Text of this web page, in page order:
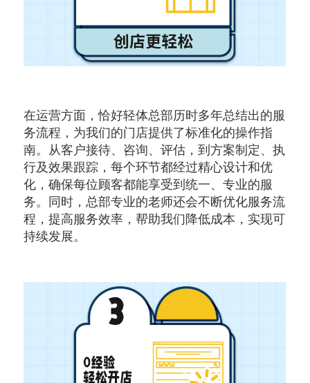
在运营方面，恰好轻体总部历时多年总结出的服
务流程，为我们的门店提供了标准化的操作指
南。从客户接待、咨询、评估，到方案制定、执
行及效果跟踪，每个环节都经过精心设计和优
化，确保每位顾客都能享受到统一、专业的服
务。同时，总部专业的老师还会不断优化服务流
程，提高服务效率，帮助我们降低成本，实现可
持续发展。